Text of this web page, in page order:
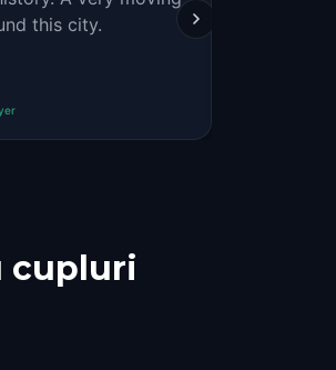
this city.
cupluri